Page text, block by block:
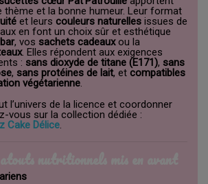
thème et la bonne humeur. Leur format
et leurs couleurs naturelles issues de
en font un choix sûr et esthétique
, vos sachets cadeauxou la
. Elles répondent aux exigences
: sans dioxyde de titane (E171), sans
, sans protéines de lait, et compatibles
végétarienne.
l’univers de la licence et coordonner
vous sur la collection dédiée :
Cake Délice.